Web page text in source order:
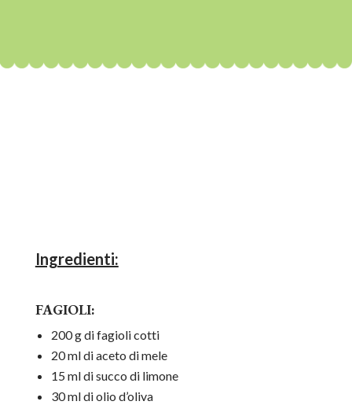
Ingredienti:
FAGIOLI:
200 g di fagioli cotti
20 ml di aceto di mele
15 ml di succo di limone
30 ml di olio d’oliva